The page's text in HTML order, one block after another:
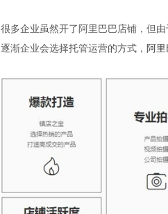
很多企业虽然开了阿里巴巴店铺，但
逐渐企业会选择托管运营的方式， 阿